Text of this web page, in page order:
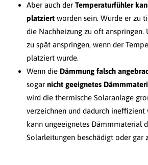
Aber auch der Temperaturfühler
platziert worden sein. Wurde er zu
die Nachheizung zu oft anspringen.
zu spät anspringen, wenn der
platziert wurde.
Wenn die Dämmung falsch
sogar nicht geeignetes
wird die thermische Solaranlage
verzeichnen und dadurch ineffizient
kann ungeeignetes Dämmmaterial
Solarleitungen beschädigt oder gar